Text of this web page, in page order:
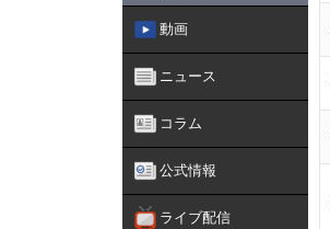
動画
ニュース
コラム
公式情報
ライブ配信